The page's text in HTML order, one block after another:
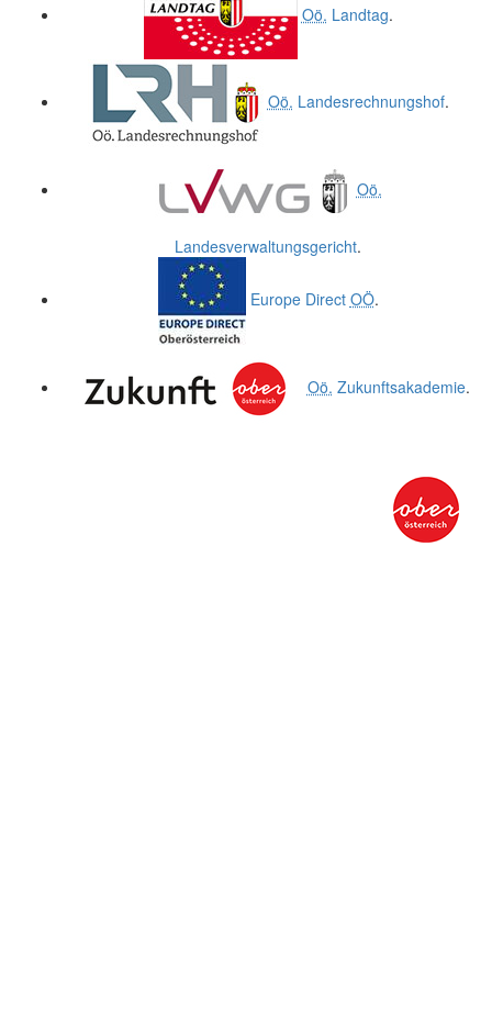
Oö. Landtag.
Oö. Landesrechnungshof.
Oö.
Landesverwaltungsgericht.
Europe Direct OÖ.
Oö. Zukunftsakademie.